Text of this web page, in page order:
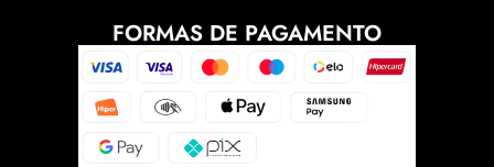
FORMAS DE PAGAMENTO